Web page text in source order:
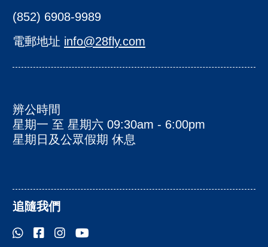
(852) 6908-9989
電郵地址 info@28fly.com
辨公時間
星期一 至 星期六 09:30am - 6:00pm
星期日及公眾假期 休息
追隨我們